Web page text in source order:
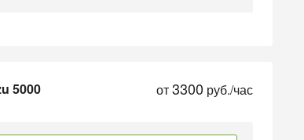
5000 от3300 руб./час